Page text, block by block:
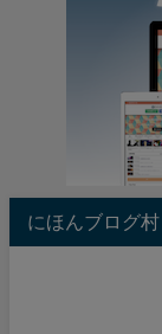
にほんブログ村